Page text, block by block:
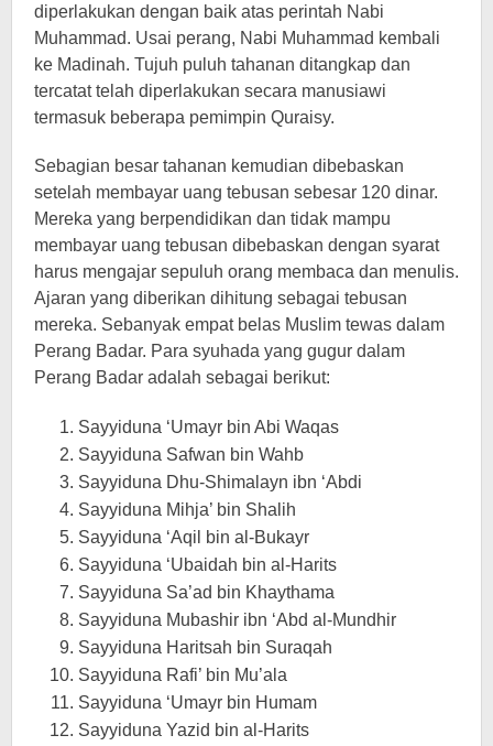
diperlakukan dengan baik atas perintah Nabi
Muhammad. Usai perang, Nabi Muhammad kembali
ke Madinah. Tujuh puluh tahanan ditangkap dan
tercatat telah diperlakukan secara manusiawi
termasuk beberapa pemimpin Quraisy.
Sebagian besar tahanan kemudian dibebaskan
setelah membayar uang tebusan sebesar 120 dinar.
Mereka yang berpendidikan dan tidak mampu
membayar uang tebusan dibebaskan dengan syarat
harus mengajar sepuluh orang membaca dan menulis.
Ajaran yang diberikan dihitung sebagai tebusan
mereka. Sebanyak empat belas Muslim tewas dalam
Perang Badar. Para syuhada yang gugur dalam
Perang Badar adalah sebagai berikut:
Sayyiduna ‘Umayr bin Abi Waqas
Sayyiduna Safwan bin Wahb
Sayyiduna Dhu-Shimalayn ibn ‘Abdi
Sayyiduna Mihja’ bin Shalih
Sayyiduna ‘Aqil bin al-Bukayr
Sayyiduna ‘Ubaidah bin al-Harits
Sayyiduna Sa’ad bin Khaythama
Sayyiduna Mubashir ibn ‘Abd al-Mundhir
Sayyiduna Haritsah bin Suraqah
Sayyiduna Rafi’ bin Mu’ala
Sayyiduna ‘Umayr bin Humam
Sayyiduna Yazid bin al-Harits